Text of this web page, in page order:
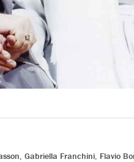
,Gabriella Franchini, Flavio